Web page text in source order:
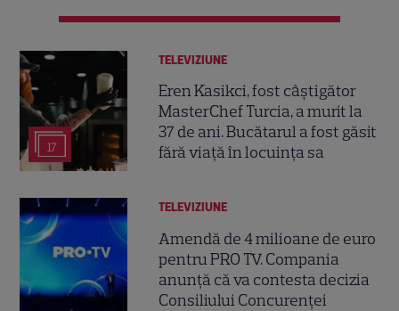
17
TELEVIZIUNE
Eren Kasikci, fost câștigător
MasterChef Turcia, a murit la
37 de ani. Bucătarul a fost găsit
fără viață în locuința sa
TELEVIZIUNE
Amendă de 4 milioane de euro
pentru PRO TV. Compania
anunță că va contesta decizia
Consiliului Concurenței